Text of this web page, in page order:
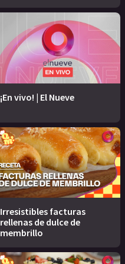
¡En vivo! | El Nueve
Irresistibles facturas
rellenas de dulce de
membrillo